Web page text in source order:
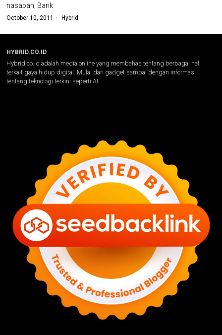
nasabah, Bank
October 10, 2011 Hybrid
HYBRID.CO.ID
Hybrid.co.id adalah media online yang membahas tentang berbagai hal
terkait gaya hidup digital. Mulai dari gadget sampai dengan informasi
tentang teknologi terkini seperti AI.